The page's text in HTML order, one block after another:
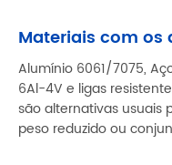
Materiais com
Alumínio 6061/7075,
6Al-4V e ligas
são alternativas usuais
peso reduzido ou